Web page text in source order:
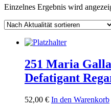
Einzelnes Ergebnis wird
251 Maria
Defatigant
52,00 € In den Warenkorb